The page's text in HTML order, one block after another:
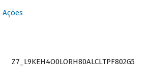
Ações
Z7_L9KEH4O0LORH80ALCLTPF802G5